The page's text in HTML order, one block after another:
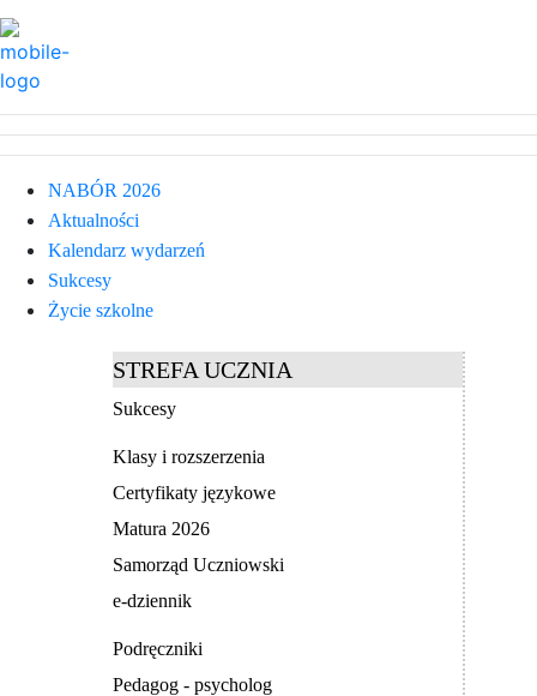
NABÓR 2026
Aktualności
Kalendarz wydarzeń
Sukcesy
Życie szkolne
STREFA UCZNIA
Sukcesy
Klasy i rozszerzenia
Certyfikaty językowe
Matura 2026
Samorząd Uczniowski
e-dziennik
Podręczniki
Pedagog - psycholog